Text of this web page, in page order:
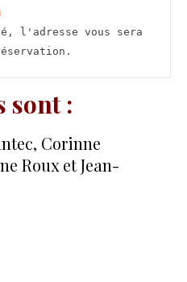
l'adresse vous sera
sont :
Corinne
Roux et Jean-